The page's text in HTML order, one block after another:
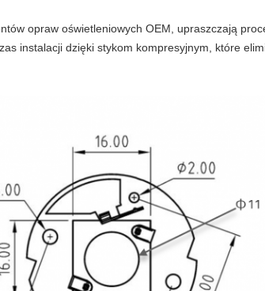
opraw oświetleniowych OEM, upraszczają
instalacji dzięki stykom kompresyjnym, które